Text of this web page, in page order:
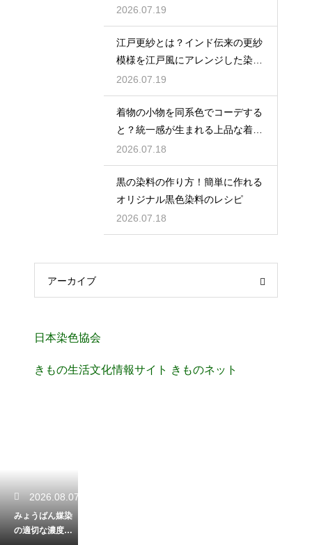
とマナーを詳しく解説
2026.07.19
江戸更紗とは？インド伝来の更紗
模様を江戸風にアレンジした染織
品を解説
2026.07.19
着物の小物を同系色でコーデする
と？統一感が生まれる上品な着こ
なしのヒントを解説
2026.07.18
黒の染料の作り方！簡単に作れる
オリジナル黒色染料のレシピ
2026.07.18
アーカイブ
日本染色協会
きもの生活文化情報サイト きものネット
2026.08.07
みょうばん媒染
の適切な濃度と